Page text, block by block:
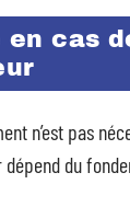
en cas
n’est pas
du